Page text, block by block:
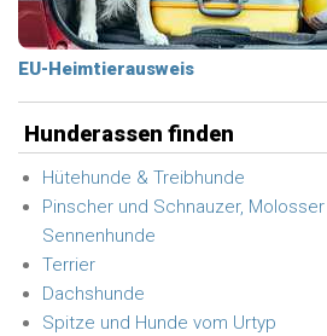
EU-Heimtierausweis
Hunderassen finden
Hütehunde & Treibhunde
Pinscher und Schnauzer,
Sennenhunde
Terrier
Dachshunde
Spitze und Hunde vom Urtyp